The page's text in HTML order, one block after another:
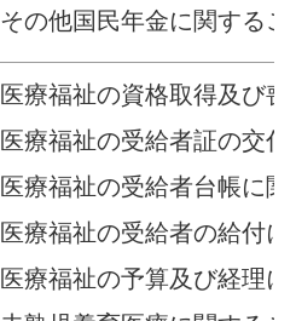
その他国民年金に関するこ
医療福祉の資格取得及び
医療福祉の受給者証の交
医療福祉の受給者台帳に
医療福祉の受給者の給付
医療福祉の予算及び経理